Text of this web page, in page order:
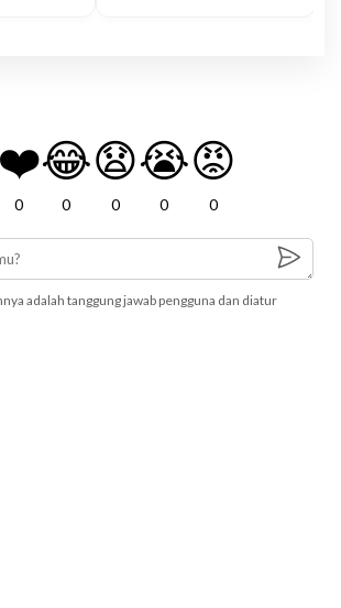
❤️
0
😂
0
😧
0
😭
0
😡
0
adalah tanggung jawab pengguna dan diatur